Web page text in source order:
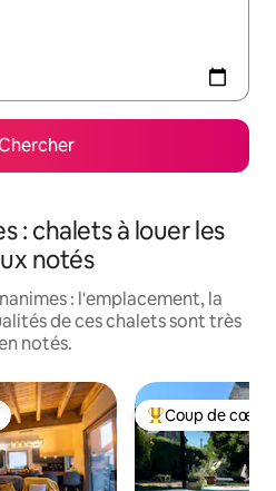
: chalets à louer les
notés
: l'emplacement, la
de ces chalets sont très
notés.
Coup de cœur
Coup de cœur